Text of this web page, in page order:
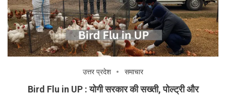
उत्तर प्रदेश समाचार
Bird Flu in UP : योगी सरकार की सख्ती, पोल्ट्री और